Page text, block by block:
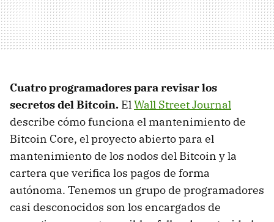
Cuatro programadores para revisar los
secretos del Bitcoin. ElWall Street Journal
describe cómo funciona el mantenimiento de
Bitcoin Core, el proyecto abierto para el
mantenimiento de los nodos del Bitcoin y la
cartera que verifica los pagos de forma
autónoma. Tenemos un grupo de programadores
casi desconocidos son los encargados de